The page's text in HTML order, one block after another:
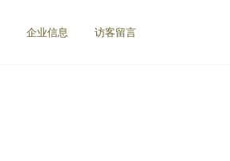
企业信息 访客留言